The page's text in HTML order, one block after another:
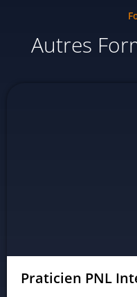
Autres
Praticien PNL